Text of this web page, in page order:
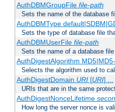
AuthDBMGroupFile file-path
Sets the name of the database
AuthDBMType
Sets the type of database file
AuthDBMUserFile file-path
Sets the name of a database
AuthDigestAlgorithm
Selects the algorithm used to
AuthDigestDomain URI[URI] ...
URIs that are in the same
AuthDigestNonceLifetime
How long the server nonce is